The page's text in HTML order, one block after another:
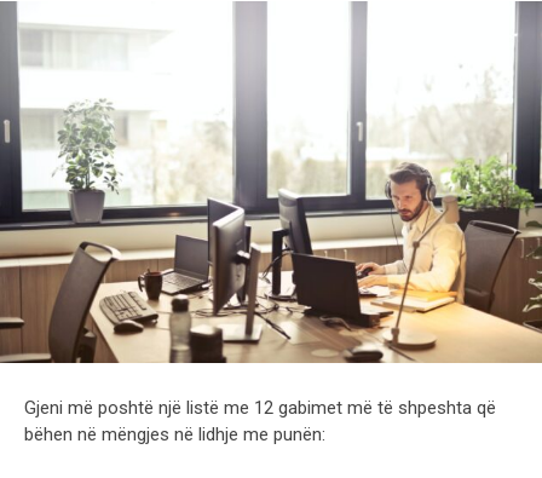
Gjeni më poshtë një listë me 12 gabimet më të shpeshta që
bëhen në mëngjes në lidhje me punën: